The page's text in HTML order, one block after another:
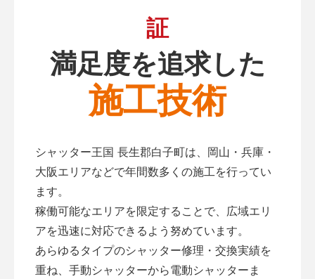
証
満足度を追求した
施工技術
シャッター王国 長生郡白子町は、岡山・兵庫・
大阪エリアなどで年間数多くの施工を行ってい
ます。
稼働可能なエリアを限定することで、広域エリ
アを迅速に対応できるよう努めています。
あらゆるタイプのシャッター修理・交換実績を
重ね、手動シャッターから電動シャッターま